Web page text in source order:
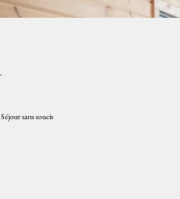
Séjour sans soucis